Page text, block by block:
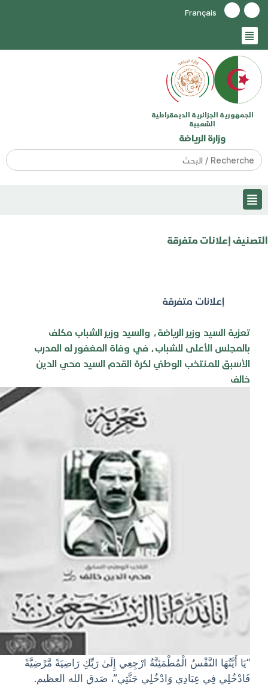
Français
الجمهورية الجزائرية الديمقراطية
الشعبية
وزارة الرياضة
Search
for:
التصنيف إعلانات متفرقة
إعلانات متفرقة
تعزية السيد وزير الرياضة، والسيد وزير الشباب مكلف
بالمجلس الأعلى للشباب، في وفاة المغفور له المدرب
الأسبق للمنتخب الوطني لكرة القدم السيد محي الدين
خالف
“يَا أَيَّتُهَا النَّفْسُ الْمُطْمَئِنَّةُ ارْجِعِي إِلَىٰ رَبِّكِ رَاضِيَةً مَّرْضِيَّةً
فَادْخُلِي فِي عِبَادِي وَادْخُلِي جَنَّتِي”، صَدق الله العظيم.